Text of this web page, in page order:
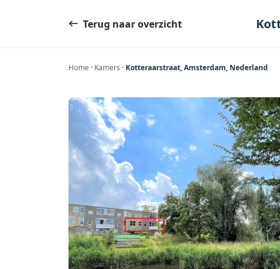
Terug naar overzicht
Home · Kamers · Kotteraarstraat, Amsterdam, Nederland